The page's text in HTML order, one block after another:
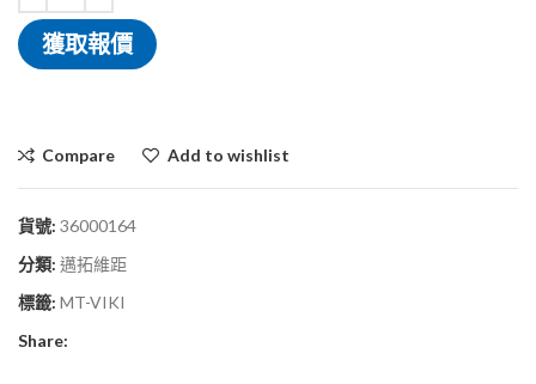
獲取報價
Compare Add to wishlist
貨號: 36000164
分類: 邁拓維距
標籤: MT-VIKI
Share: